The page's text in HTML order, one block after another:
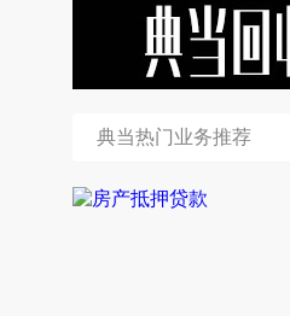
典当热门业务推荐